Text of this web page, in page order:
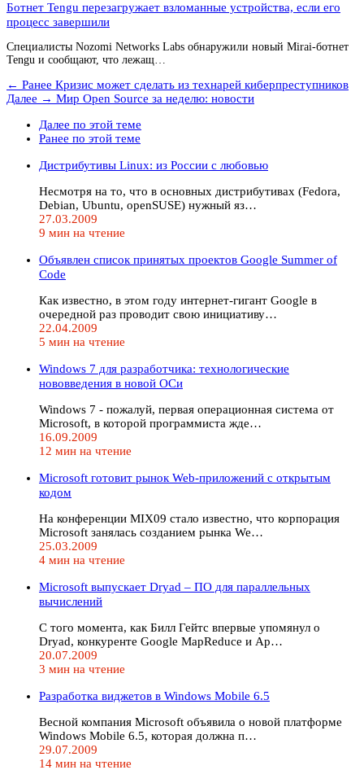
Ботнет Tengu перезагружает взломанные устройства, если его
процесс завершили
Специалисты Nozomi Networks Labs обнаружили новый Mirai-ботнет
Tengu и сообщают, что лежащ…
← Ранее Кризис может сделать из технарей киберпреступников
Далее → Мир Open Source за неделю: новости
Далее по этой теме
Ранее по этой теме
Дистрибутивы Linux: из России с любовью
Несмотря на то, что в основных дистрибутивах (Fedora,
Debian, Ubuntu, openSUSE) нужный яз…
27.03.2009
9 мин на чтение
Объявлен список принятых проектов Google Summer of
Code
Как известно, в этом году интернет-гигант Google в
очередной раз проводит свою инициативу…
22.04.2009
5 мин на чтение
Windows 7 для разработчика: технологические
нововведения в новой ОСи
Windows 7 - пожалуй, первая операционная система от
Microsoft, в которой программиста жде…
16.09.2009
12 мин на чтение
Microsoft готовит рынок Web-приложений с открытым
кодом
На конференции MIX09 стало известно, что корпорация
Microsoft занялась созданием рынка We…
25.03.2009
4 мин на чтение
Microsoft выпускает Dryad – ПО для параллельных
вычислений
С того момента, как Билл Гейтс впервые упомянул о
Dryad, конкуренте Google MapReduce и Ap…
20.07.2009
3 мин на чтение
Разработка виджетов в Windows Mobile 6.5
Весной компания Microsoft объявила о новой платформе
Windows Mobile 6.5, которая должна п…
29.07.2009
14 мин на чтение